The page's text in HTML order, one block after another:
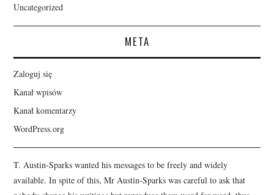
Uncategorized
META
Zaloguj się
Kanał wpisów
Kanał komentarzy
WordPress.org
T. Austin-Sparks wanted his messages to be freely and widely
available. In spite of this, Mr Austin-Sparks was careful to ask that